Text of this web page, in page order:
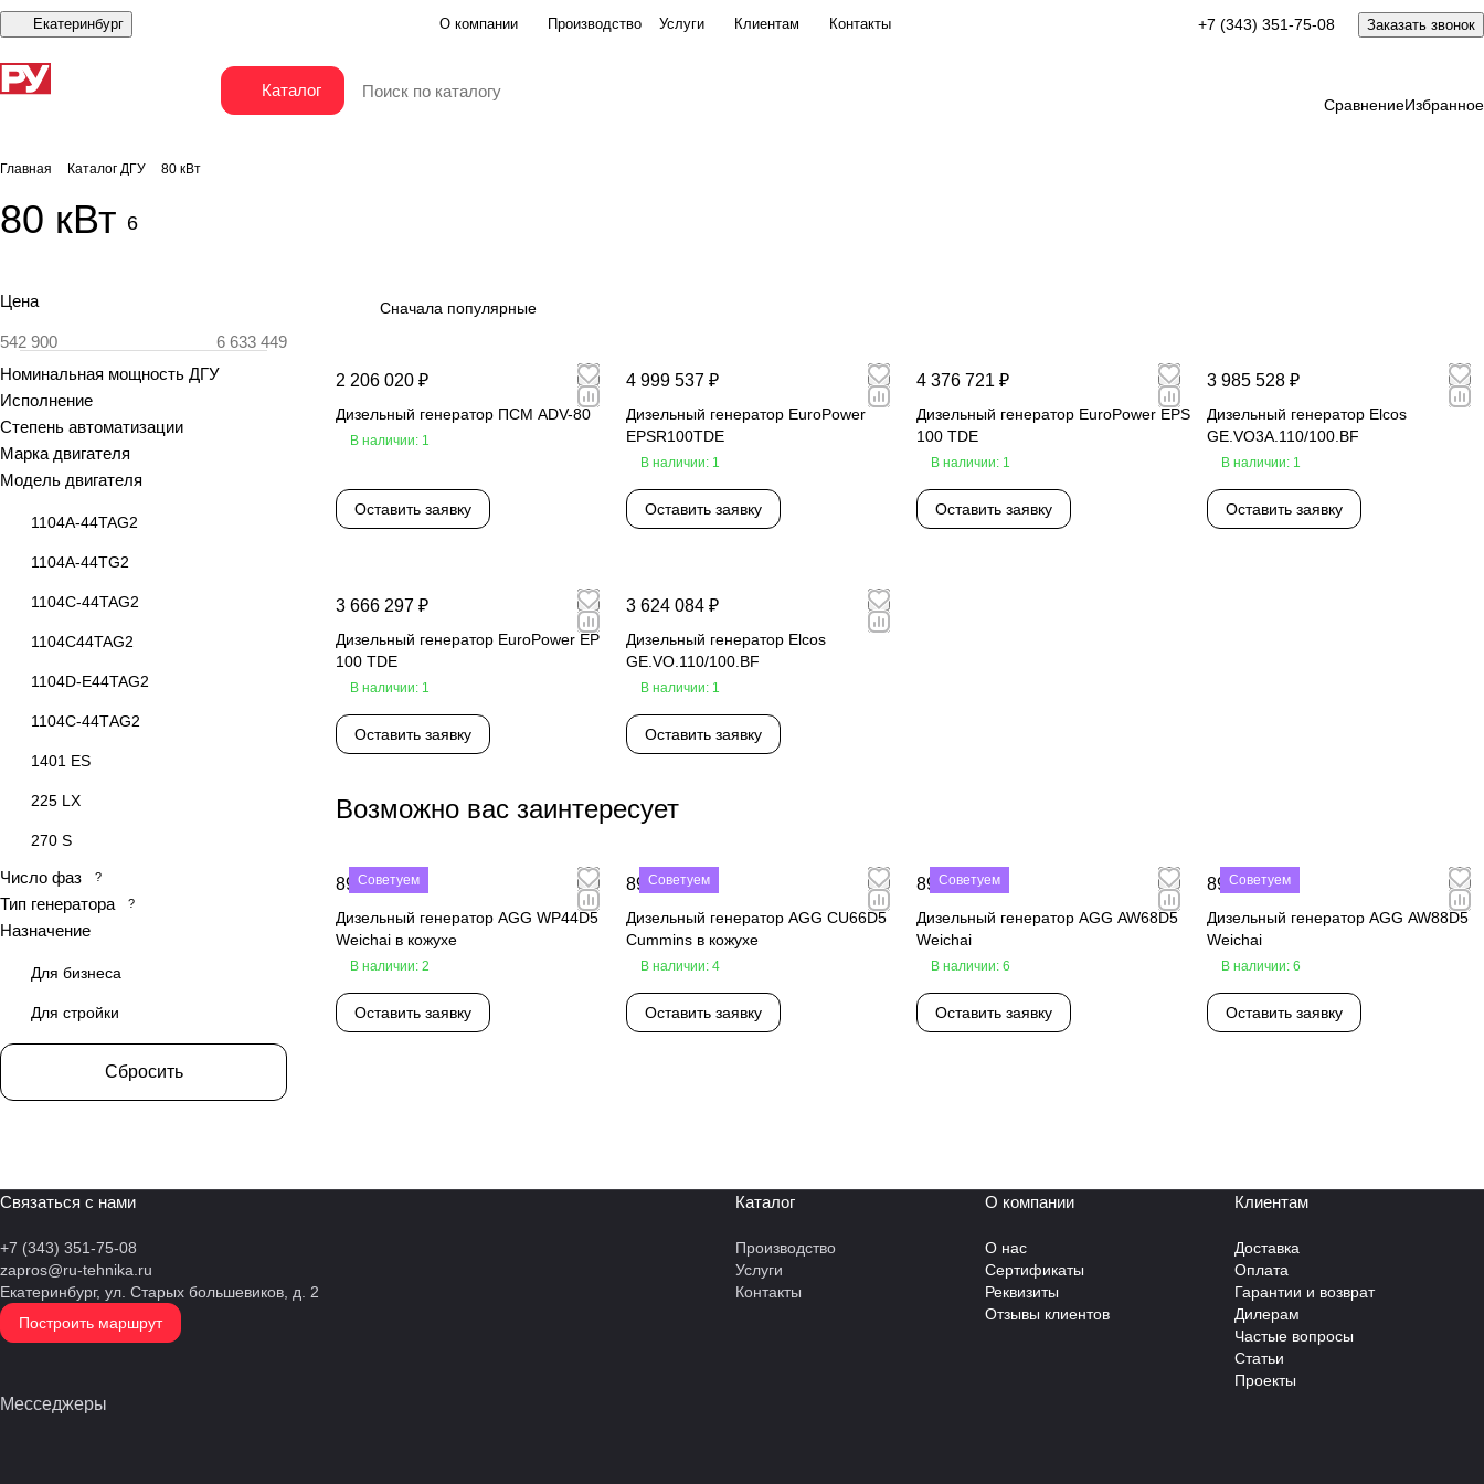
Екатеринбург О компании Производство Услуги Клиентам Контакты +7 (343) 351-75-08 Заказать звонок
Каталог
СравнениеИзбранное
Главная Каталог ДГУ 80 кВт
80 кВт 6
Сначала популярные
2 206 020 ₽
Дизельный генератор ПСМ ADV-80
В наличии: 1
Оставить заявку
4 999 537 ₽
Дизельный генератор EuroPower
EPSR100TDE
В наличии: 1
Оставить заявку
4 376 721 ₽
Дизельный генератор EuroPower EPS
100 TDE
В наличии: 1
Оставить заявку
3 985 528 ₽
Дизельный генератор Elcos
GE.VO3A.110/100.BF
В наличии: 1
Оставить заявку
3 666 297 ₽
Дизельный генератор EuroPower EP
100 TDE
В наличии: 1
Оставить заявку
3 624 084 ₽
Дизельный генератор Elcos
GE.VO.110/100.BF
В наличии: 1
Оставить заявку
Возможно вас заинтересует
Советуем
890 000 ₽
Дизельный генератор AGG WP44D5
Weichai в кожухе
В наличии: 2
Оставить заявку
Советуем
890 000 ₽
Дизельный генератор AGG CU66D5
Cummins в кожухе
В наличии: 4
Оставить заявку
Советуем
890 000 ₽
Дизельный генератор AGG AW68D5
Weichai
В наличии: 6
Оставить заявку
Советуем
890 000 ₽
Дизельный генератор AGG AW88D5
Weichai
В наличии: 6
Оставить заявку
Цена
Номинальная мощность ДГУ
Исполнение
Степень автоматизации
Марка двигателя
Модель двигателя
1104A-44TAG2
1104A-44TG2
1104C-44TAG2
1104C44TAG2
1104D-E44TAG2
1104С-44TАG2
1401 ES
225 LX
270 S
4-ISBeG1
4045HSG20
4G11TAG25
4M06G120/5
4M06G90/5
4M10G6D0
Число фаз ?
Тип генератора ?
Назначение
Для бизнеса
Для стройки
Сбросить
Связаться с нами
+7 (343) 351-75-08
zapros@ru-tehnika.ru
Екатеринбург, ул. Старых большевиков, д. 2
Построить маршрут
Каталог
Производство
Услуги
Контакты
О компании
О нас
Сертификаты
Реквизиты
Отзывы клиентов
Клиентам
Доставка
Оплата
Гарантии и возврат
Дилерам
Частые вопросы
Статьи
Проекты
Месседжеры